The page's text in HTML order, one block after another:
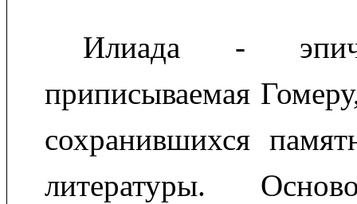
Илиада -
приписываемая
сохранившихся
литературы.